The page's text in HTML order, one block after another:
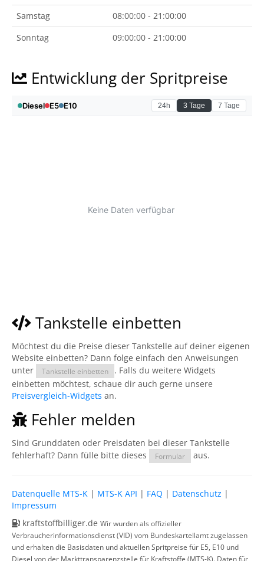
Samstag
08:00:00 - 21:00:00
Sonntag
09:00:00 - 21:00:00
Entwicklung der Spritpreise
Tankstelle einbetten
Möchtest du die Preise dieser Tankstelle auf deiner eigenen
Website einbetten? Dann folge einfach den Anweisungen
unter
Tankstelle einbetten
. Falls du weitere Widgets
einbetten möchtest, schaue dir auch gerne unsere
Preisvergleich-Widgets an.
Fehler melden
Sind Grunddaten oder Preisdaten bei dieser Tankstelle
fehlerhaft? Dann fülle bitte dieses
Formular aus.
Datenquelle MTS-K | MTS-K API | FAQ | Datenschutz |
Impressum
kraftstoffbilliger.de Wir wurden als offizieller
Verbraucherinformationsdienst (VID) vom Bundeskartellamt zugelassen
und erhalten die Basisdaten und aktuellen Spritpreise für E5, E10 und
Diesel von der Markttransparenzstelle für Kraftstoffe (MTS-K). Daten für